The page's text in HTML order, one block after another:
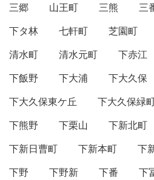
三郷
山王町 三熊 三
下タ林
七軒町 芝園町
清水町
清水元町 下赤江
下飯野
下大浦 下大久保
下大久保東ケ丘
下大久保緑
下熊野
下栗山 下新北町
下新日曹町
下新本町 下
下野
下野新 下番 下